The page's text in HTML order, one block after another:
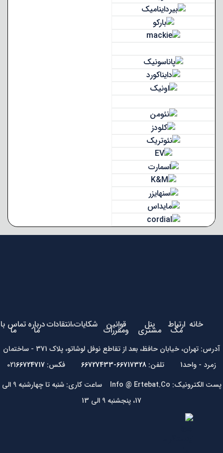
خانه ارتباط
مگ پنل
مشتری قوانین
ومقررات شکایات،انتقاداتدرباره
ما تماس با
ما
آدرس: تهران، خیابان حافظ، بعد از تقاطع نوفل لوشاتو، پلاک 371 - ساختمان
زمرد - واحد1 تلفن:
66717328-66727433 فکس: 021 66724717
پست الکترونیک: Info @ Ertebat.Co ساعت کاری: شنبه تا چهارشنبه 9 الی
17، پنجشنبه 9 الی 13